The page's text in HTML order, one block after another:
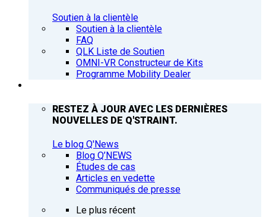
Soutien à la clientèle
Soutien à la clientèle
FAQ
QLK Liste de Soutien
OMNI-VR Constructeur de Kits
Programme Mobility Dealer
RESTEZ À JOUR AVEC LES DERNIÈRES
NOUVELLES DE Q'STRAINT.
Le blog Q'News
Blog Q’NEWS
Études de cas
Articles en vedette
Communiqués de presse
Le plus récent